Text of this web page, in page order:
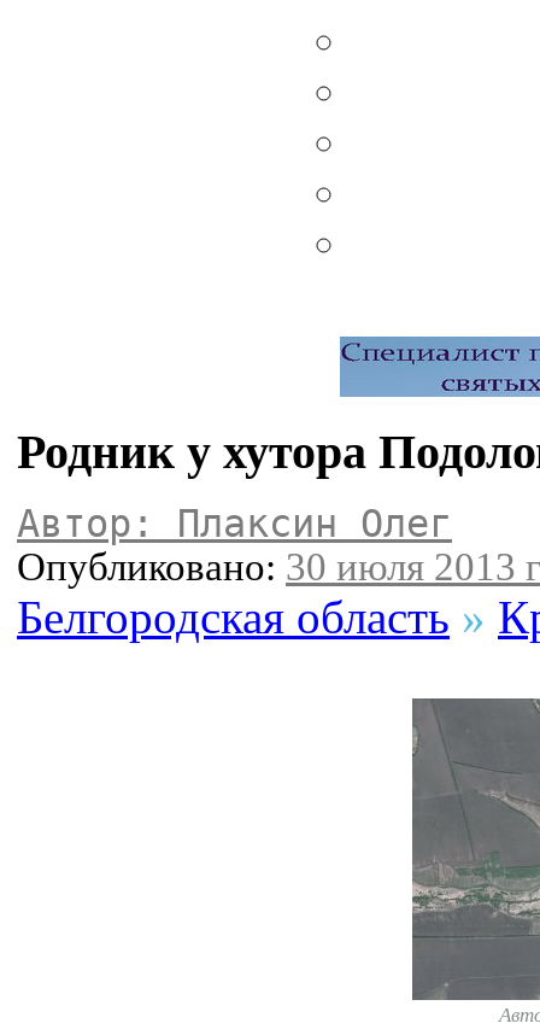
Родник у хутора
Автор: Плаксин Олег
Опубликовано: 30 июля 2013
Белгородская область »